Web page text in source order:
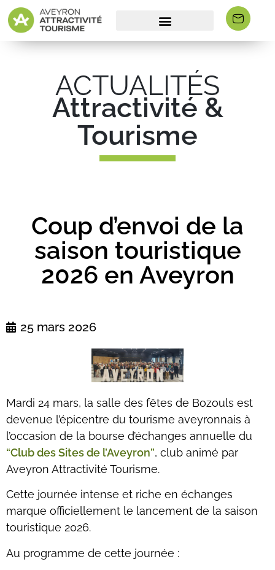
ACTUALITÉS
Attractivité &
Tourisme
Coup d’envoi de la
saison touristique
2026 en Aveyron
25 mars 2026
Mardi 24 mars, la salle des fêtes de Bozouls est
devenue l’épicentre du tourisme aveyronnais à
l’occasion de la bourse d’échanges annuelle du
“Club des Sites de l’Aveyron”, club animé par
Aveyron Attractivité Tourisme.
Cette journée intense et riche en échanges
marque officiellement le lancement de la saison
touristique 2026.
Au programme de cette journée :